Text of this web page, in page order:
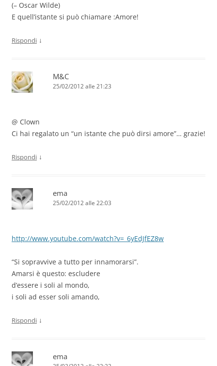
(– Oscar Wilde)
E quell’istante si può chiamare :Amore!
Rispondi ↓
M&C
25/02/2012 alle 21:23
@ Clown
Ci hai regalato un “un istante che può dirsi amore”… grazie!
Rispondi ↓
ema
25/02/2012 alle 22:03
http://www.youtube.com/watch?v=_6yEdJfEZ8w
“Si sopravvive a tutto per innamorarsi”.
Amarsi è questo: escludere
d’essere i soli al mondo,
i soli ad esser soli amando,
Rispondi ↓
ema